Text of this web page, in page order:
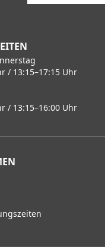
/ 13:15–17:15 Uhr
/ 13:15–16:00 Uhr